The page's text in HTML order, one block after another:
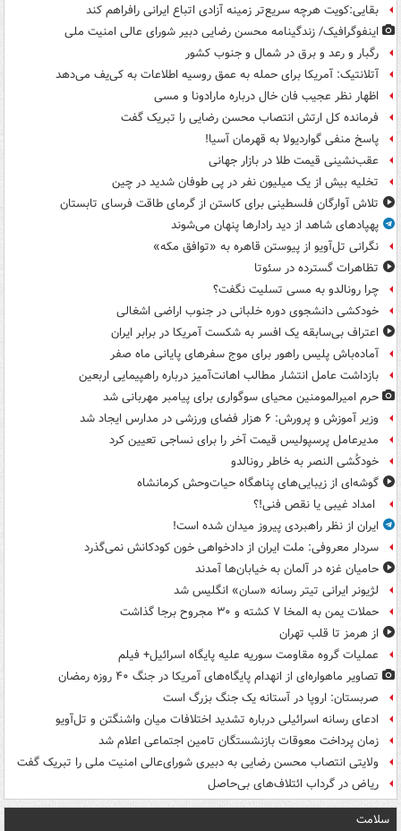
بقایی:کویت هرچه سریع‌تر زمینه آزادی اتباع ایرانی رافراهم کند
اینفوگرافیک/ زندگینامه محسن رضایی دبیر شورای عالی امنیت‌ ملی
رگبار و رعد و برق در شمال و جنوب کشور
آتلانتیک: آمریکا برای حمله به عمق روسیه اطلاعات به کی‌یف می‌دهد
اظهار نظر عجیب فان خال درباره مارادونا و مسی
فرمانده کل ارتش انتصاب محسن رضایی را تبریک گفت
پاسخ منفی گواردیولا به قهرمان آسیا!
عقب‌نشینی قیمت طلا در بازار جهانی
تخلیه بیش از یک میلیون نفر در پی طوفان شدید در چین
تلاش آوارگان فلسطینی برای کاستن از گرمای طاقت فرسای تابستان
پهپادهای شاهد از دید رادارها پنهان می‌شوند
نگرانی تل‌آویو از پیوستن قاهره به «توافق مکه»
تظاهرات گسترده در سئوتا
چرا رونالدو به مسی تسلیت نگفت؟
خودکشی دانشجوی دوره خلبانی در جنوب اراضی اشغالی
اعتراف بی‌سابقه یک افسر به شکست آمریکا در برابر ایران
آماده‌باش پلیس راهور برای موج سفرهای پایانی ماه صفر
بازداشت عامل انتشار مطالب اهانت‌آمیز درباره راهپیمایی اربعین
حرم امیرالمومنین محیای سوگواری برای پیامبر مهربانی شد
وزیر آموزش و پرورش: ۶ هزار فضای ورزشی در مدارس ایجاد شد
مدیرعامل پرسپولیس قیمت آخر را برای نساجی تعیین کرد
خودکُشی النصر به خاطر رونالدو
گوشه‌ای از زیبایی‌های پناهگاه‌ حیات‌وحش کرمانشاه
امداد غیبی یا نقص فنی!؟
ایران از نظر راهبردی پیروز میدان شده است!
سردار معروفی: ملت ایران از دادخواهی خون کودکانش نمی‌گذرد
حامیان غزه در آلمان به خیابان‌ها آمدند
لژیونر ایرانی تیتر رسانه «سان» انگلیس شد
حملات یمن به المخا ۷ کشته و ۳۰ مجروح برجا گذاشت
از هرمز تا قلب تهران
عملیات گروه مقاومت سوریه علیه پایگاه اسرائیل+ فیلم
تصاویر ماهواره‌ای از انهدام پایگاه‌های آمریکا در جنگ ۴۰ روزه رمضان
صربستان: اروپا در آستانه یک جنگ بزرگ است
ادعای رسانه اسرائیلی درباره تشدید اختلافات میان واشنگتن و تل‌آویو
زمان پرداخت معوقات بازنشستگان تامین اجتماعی اعلام شد
ولایتی انتصاب محسن رضایی به دبیری شورای‌عالی امنیت ملی را تبریک گفت
ریاض در گرداب ائتلاف‌های بی‌حاصل
سلامت